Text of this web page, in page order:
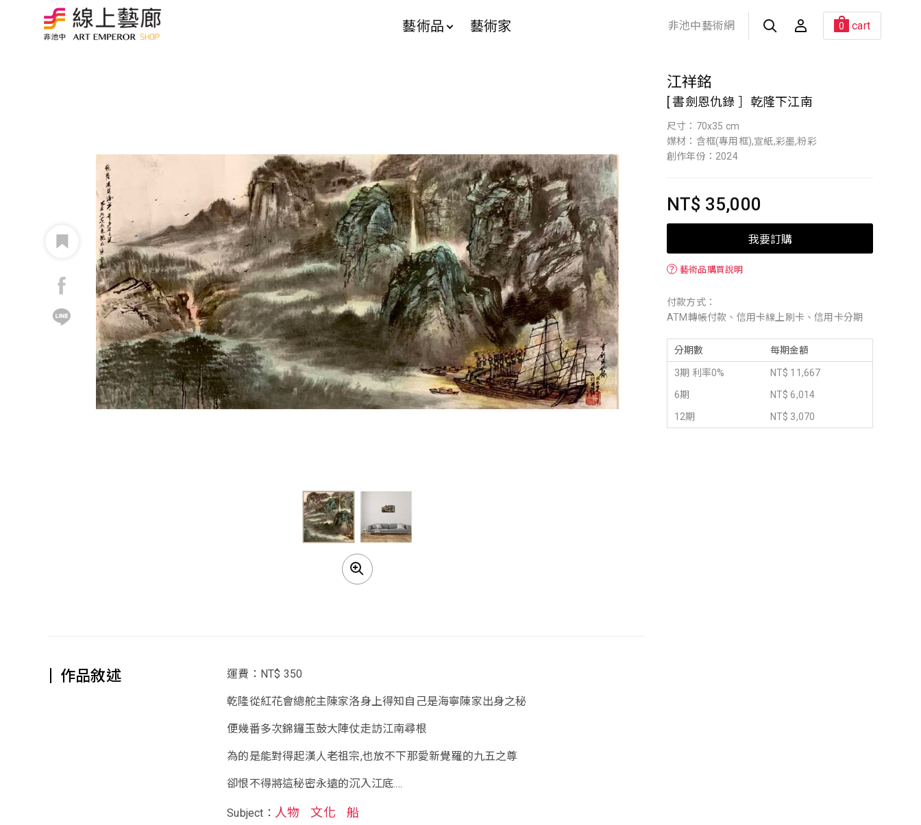
藝術品 藝術家 非池中藝術網 0 cart
江祥銘
[ 書劍恩仇錄 ］乾隆下江南
尺寸：70x35 cm
媒材：含框(專用框),宣紙,彩墨,粉彩
創作年份：2024
NT$ 35,000
我要訂購
？ 藝術品購買說明
付款方式：
ATM轉帳付款、信用卡線上刷卡、信用卡分期
分期數 每期金額
3期 利率0%
NT$ 11,667
6期
NT$ 6,014
12期
NT$ 3,070
作品敘述 運費：NT$ 350
乾隆從紅花會總舵主陳家洛身上得知自己是海寧陳家出身之秘
便幾番多次錦鑼玉鼓大陣仗走訪江南尋根
為的是能對得起漢人老祖宗,也放不下那愛新覺羅的九五之尊
卻恨不得將這秘密永遠的沉入江底....
Subject： 人物 文化 船